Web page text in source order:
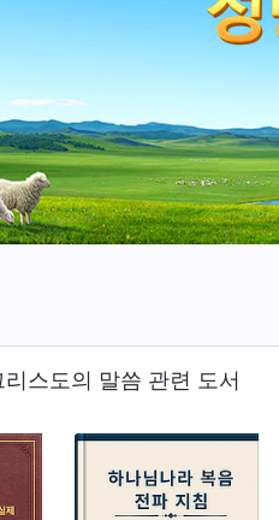
리스도의 말씀 관련 도서